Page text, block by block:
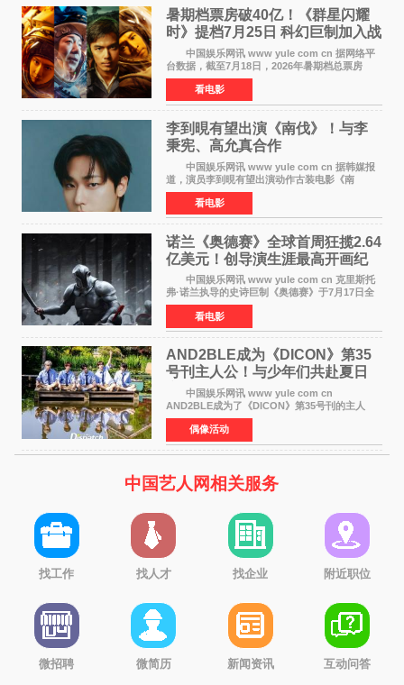
暑期档票房破40亿！《群星闪耀
时》提档7月25日 科幻巨制加入战
中国娱乐网讯 www yule com cn 据网络平
台数据，截至7月18日，2026年暑期档总票房
（含预售）已正式突破40亿元大关，年度总票房
也随之逼近197亿元。超百部中外佳片同台竞技，
点燃了盛夏的电
看电影
李到晛有望出演《南伐》！与李
秉宪、高允真合作
中国娱乐网讯 www yule com cn 据韩媒报
道，演员李到晛有望出演动作古装电影《南
伐》，与李秉宪、高允真合作，引发关注。
该片为动作古装片，讲述朝鲜初期，为了解救被
倭寇绑走的俘虏，9
看电影
诺兰《奥德赛》全球首周狂揽2.64
亿美元！创导演生涯最高开画纪
中国娱乐网讯 www yule com cn 克里斯托
弗·诺兰执导的史诗巨制《奥德赛》于7月17日全
球上映，首周末票房表现远超预期——北美首周
三天粗报1 245亿美元（开画3919馆），全球首周
2 641亿美元
看电影
AND2BLE成为《DICON》第35
号刊主人公！与少年们共赴夏日
之约
中国娱乐网讯 www yule com cn
AND2BLE成为了《DICON》第35号刊的主人
公，本期标题为And The Summer。作为出道后
首次担任杂志画报主角的完整体，AND2BLE用清
澈的少年感与全新的夏天相遇了
偶像活动
中国艺人网相关服务
找工作 找人才 找企业 附近职位
微招聘 微简历 新闻资讯 互动问答